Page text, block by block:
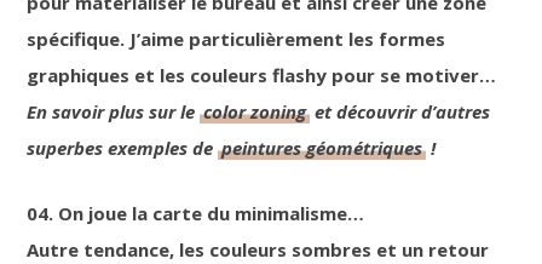
spécifique. J’aime particulièrement les formes
graphiques et les couleurs flashy pour se motiver…
En savoir plus sur lecolor zoning et découvrir d’autres
superbes exemples depeintures géométriques !
04. On joue la carte du minimalisme…
Autre tendance, les couleurs sombres et un retour